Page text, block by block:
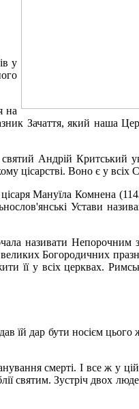
у
на
Зачаття, який наша
Андрій Критський
цісарстві. Воно є у всіх
Мануїла Комнена
Устави
називати Непорочним
Богородичних
її у всіх церквах.
їй дар бути носієм цього
смерті. І все ж у
святим. Зустріч двох